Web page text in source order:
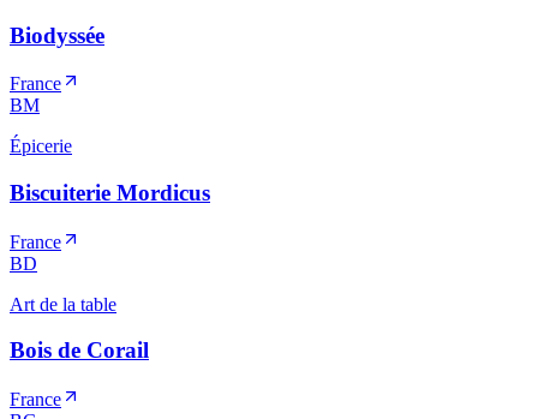
Biodyssée
France
BM
Épicerie
Biscuiterie Mordicus
France
BD
Art de la table
Bois de Corail
France